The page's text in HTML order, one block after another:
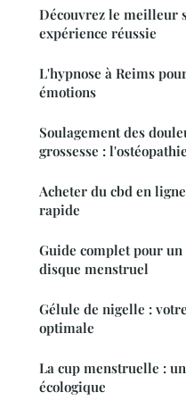
Découvrez le meilleur
expérience réussie
L'hypnose à Reims
émotions
Soulagement des
grossesse :
Acheter du cbd en
rapide
Guide complet pour
disque menstruel
Gélule de nigelle :
optimale
La cup menstruelle :
écologique